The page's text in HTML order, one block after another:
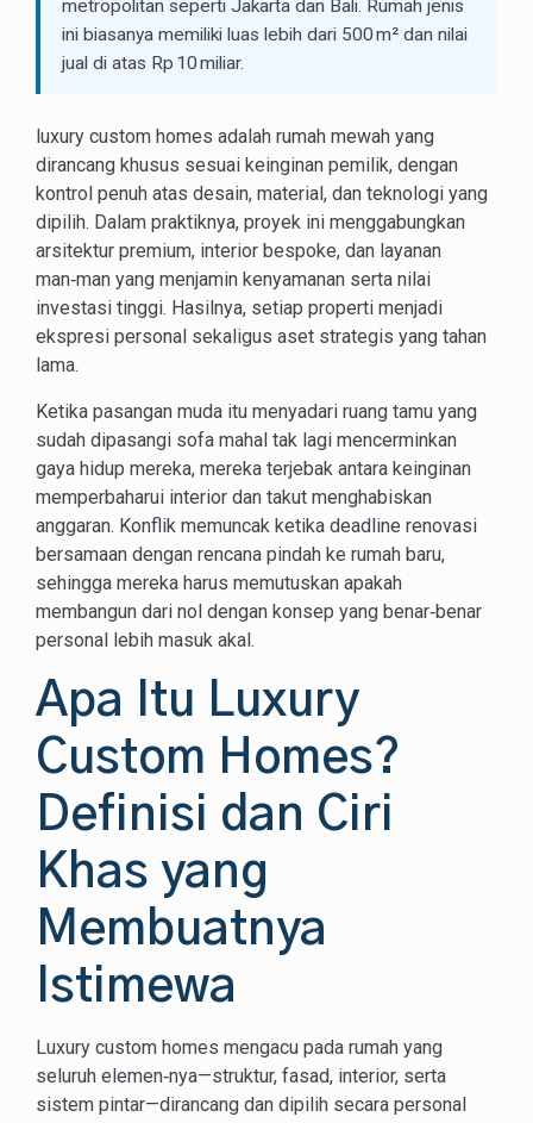
metropolitan seperti Jakarta dan Bali. Rumah jenis
ini biasanya memiliki luas lebih dari 500 m² dan nilai
jual di atas Rp 10 miliar.
luxury custom homes adalah rumah mewah yang
dirancang khusus sesuai keinginan pemilik, dengan
kontrol penuh atas desain, material, dan teknologi yang
dipilih. Dalam praktiknya, proyek ini menggabungkan
arsitektur premium, interior bespoke, dan layanan
man‑man yang menjamin kenyamanan serta nilai
investasi tinggi. Hasilnya, setiap properti menjadi
ekspresi personal sekaligus aset strategis yang tahan
lama.
Ketika pasangan muda itu menyadari ruang tamu yang
sudah dipasangi sofa mahal tak lagi mencerminkan
gaya hidup mereka, mereka terjebak antara keinginan
memperbaharui interior dan takut menghabiskan
anggaran. Konflik memuncak ketika deadline renovasi
bersamaan dengan rencana pindah ke rumah baru,
sehingga mereka harus memutuskan apakah
membangun dari nol dengan konsep yang benar‑benar
personal lebih masuk akal.
Apa Itu Luxury
Custom Homes?
Definisi dan Ciri
Khas yang
Membuatnya
Istimewa
Luxury custom homes mengacu pada rumah yang
seluruh elemen‑nya—struktur, fasad, interior, serta
sistem pintar—dirancang dan dipilih secara personal